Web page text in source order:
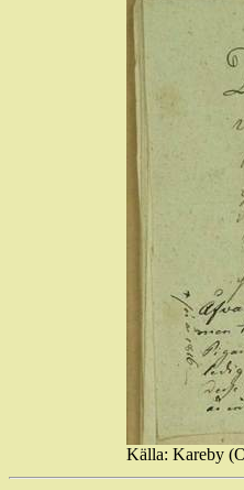
Källa: Kareby